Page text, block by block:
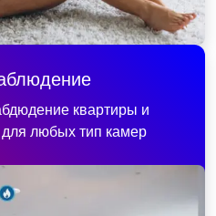
квартиры и
для любых тип камер